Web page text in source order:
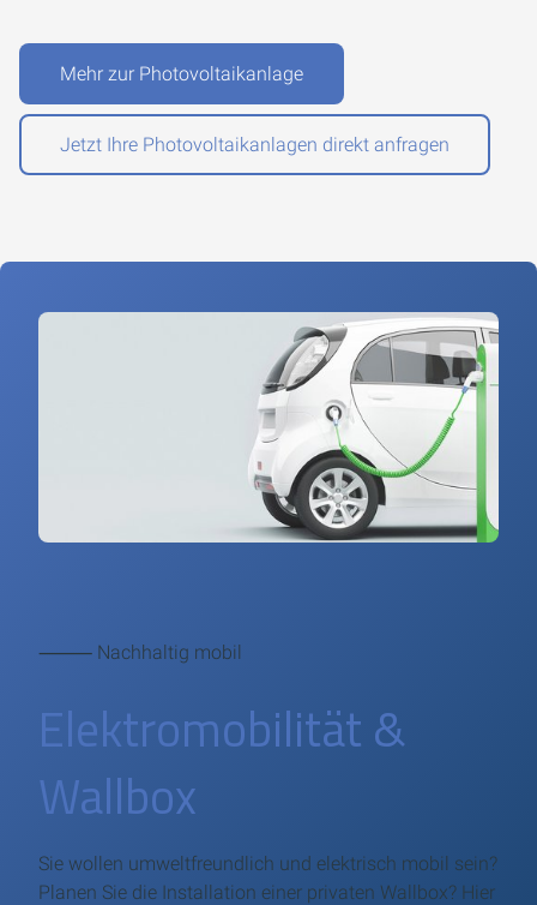
Mehr zur Photovoltaikanlage
Jetzt Ihre Photovoltaikanlagen direkt anfragen
⸻ Nachhaltig mobil
Elektro­mobilität &
Wallbox
Sie wollen umweltfreundlich und elektrisch mobil sein?
Planen Sie die Installation einer privaten Wallbox? Hier